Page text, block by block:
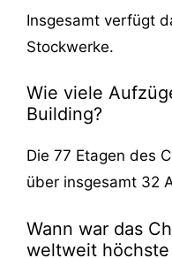
Insgesamt verfügt
Stockwerke.
Wie viele
Building?
Die 77 Etagen des
über insgesamt 32
Wann war das
weltweit höchste